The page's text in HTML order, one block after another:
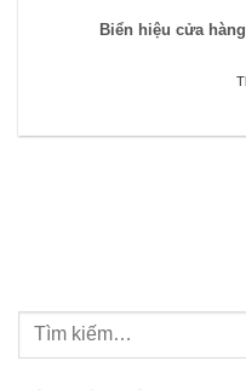
Biển hiệu cửa